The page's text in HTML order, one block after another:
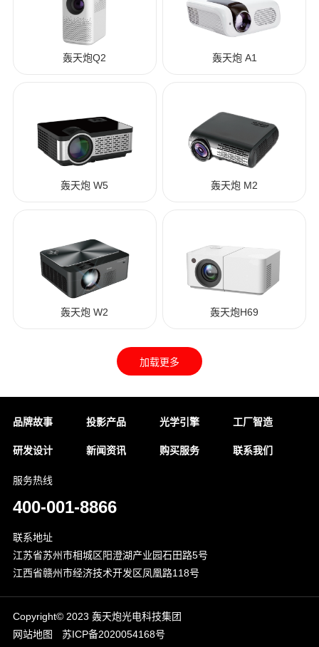
轰天炮Q2 轰天炮 A1
轰天炮 W5 轰天炮 M2
轰天炮 W2 轰天炮H69
品牌故事 投影产品 光学引擎 工厂智造
研发设计 新闻资讯 购买服务 联系我们
服务热线
400-001-8866
联系地址
江苏省苏州市相城区阳澄湖产业园石田路5号
江西省赣州市经济技术开发区凤凰路118号
Copyright©️ 2023 轰天炮光电科技集团
网站地图
苏ICP备2020054168号